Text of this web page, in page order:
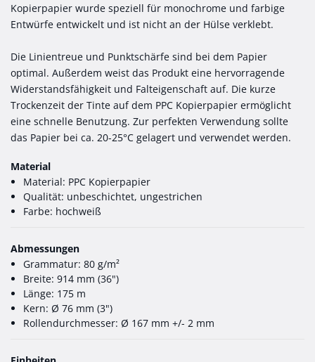
Kopierpapier wurde speziell für monochrome und farbige
Entwürfe entwickelt und ist nicht an der Hülse verklebt.
Die Linientreue und Punktschärfe sind bei dem Papier
optimal. Außerdem weist das Produkt eine hervorragende
Widerstandsfähigkeit und Falteigenschaft auf. Die kurze
Trockenzeit der Tinte auf dem PPC Kopierpapier ermöglicht
eine schnelle Benutzung. Zur perfekten Verwendung sollte
das Papier bei ca. 20-25°C gelagert und verwendet werden.
Material
Material: PPC Kopierpapier
Qualität: unbeschichtet, ungestrichen
Farbe: hochweiß
Abmessungen
Grammatur: 80 g/m²
Breite: 914 mm (36")
Länge: 175 m
Kern: Ø 76 mm (3")
Rollendurchmesser: Ø 167 mm +/- 2 mm